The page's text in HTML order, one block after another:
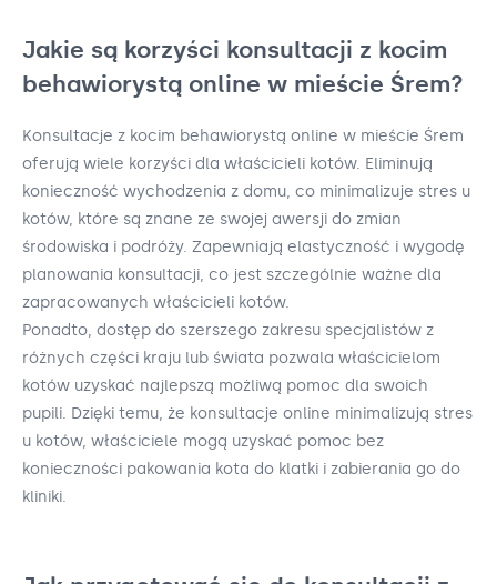
Jakie są korzyści konsultacji z kocim
behawiorystą online w mieście Śrem?
Konsultacje z kocim behawiorystą online w mieście Śrem
oferują wiele korzyści dla właścicieli kotów. Eliminują
konieczność wychodzenia z domu, co minimalizuje stres u
kotów, które są znane ze swojej awersji do zmian
środowiska i podróży. Zapewniają elastyczność i wygodę
planowania konsultacji, co jest szczególnie ważne dla
zapracowanych właścicieli kotów.
Ponadto, dostęp do szerszego zakresu specjalistów z
różnych części kraju lub świata pozwala właścicielom
kotów uzyskać najlepszą możliwą pomoc dla swoich
pupili. Dzięki temu, że konsultacje online minimalizują stres
u kotów, właściciele mogą uzyskać pomoc bez
konieczności pakowania kota do klatki i zabierania go do
kliniki.